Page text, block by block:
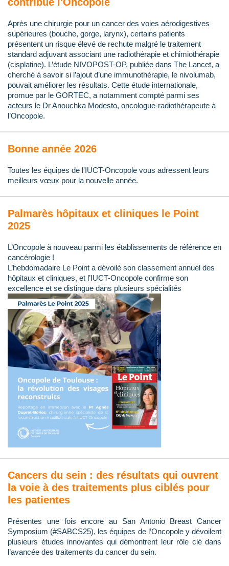
Après une chirurgie pour un cancer des voies aérodigestives
supérieures (bouche, gorge, larynx), certains patients
présentent un risque élevé de rechute malgré le traitement
standard adjuvant associant une radiothérapie et chimiothérapie
(cisplatine). L’étude NIVOPOST-OP, publiée dans The Lancet, a
cherché à savoir si l’ajout d’une immunothérapie, le nivolumab,
pouvait améliorer les résultats. Cette étude internationale,
promue par le GORTEC, a notamment compté parmi ses
acteurs le Dr Anouchka Modesto, oncologue-radiothérapeute à
l’Oncopole.
Bonne année 2026
Toutes les équipes de l'IUCT-Oncopole vous adressent leurs
meilleurs vœux pour la nouvelle année.
Palmarès hôpitaux et cliniques le Point
2025
L’Oncopole à nouveau parmi les établissements de référence en
cancérologie !
L’hebdomadaire Le Point a dévoilé son classement annuel des
hôpitaux et cliniques, et l’IUCT-Oncopole confirme son
excellence et se distingue dans plusieurs spécialités
Cancers du sein : des résultats qui ouvrent
la voie à des traitements plus ciblés pour
les patientes
Présentes une fois encore au San Antonio Breast Cancer
Symposium (#SABCS25), les équipes de l’Oncopole y dévoilent
plusieurs études innovantes qui démontrent leur rôle clé dans
l’avancée des traitements du cancer du sein.